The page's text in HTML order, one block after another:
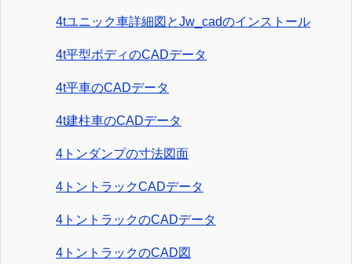
4tユニック車詳細図とJw_cadのインストール
4t平型ボディのCADデータ
4t平車のCADデータ
4t建柱車のCADデータ
4トンダンプの寸法図面
4トントラックCADデータ
4トントラックのCADデータ
4トントラックのCAD図